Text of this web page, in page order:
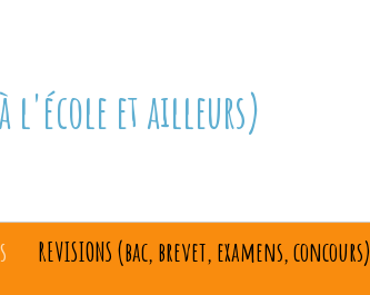
l'école et ailleurs)
REVISIONS (bac, brevet, examens, concours)